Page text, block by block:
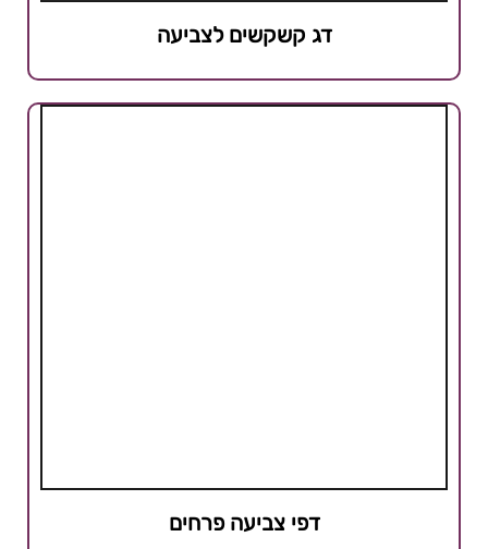
דג קשקשים לצביעה
דפי צביעה פרחים